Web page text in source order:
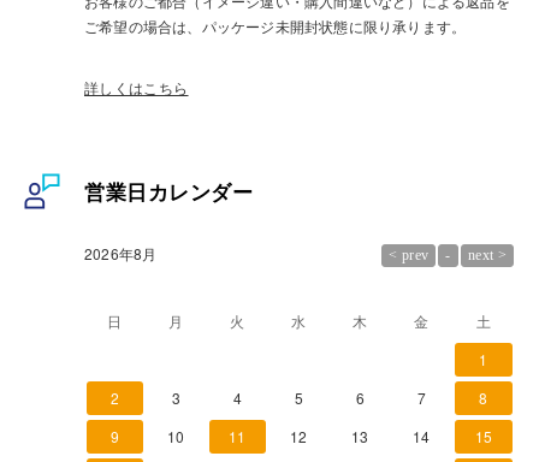
ご希望の場合は、パッケージ未開封状態に限り承ります。
詳しくはこちら
営業日カレンダー
2026年8月
日 月 火 水 木 金
土
1
2
3 4 5 6 7
8
9
10 11 12 13 14
15